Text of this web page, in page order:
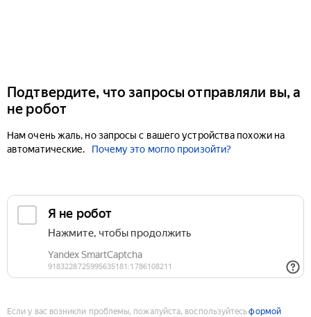
Подтвердите, что запросы отправляли вы, а
не робот
Нам очень жаль, но запросы с вашего устройства похожи на
автоматические.
Почему это могло произойти?
Если у вас возникли проблемы, пожалуйста, воспользуйтесьформой